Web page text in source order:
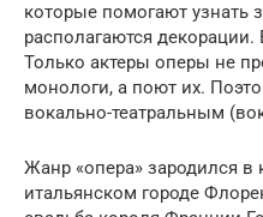
которые помогают узнать
располагаются
Только актеры оперы не
монологи, а поют их.
вокально-театральным
Жанр «опера» зародился в
итальянском городе